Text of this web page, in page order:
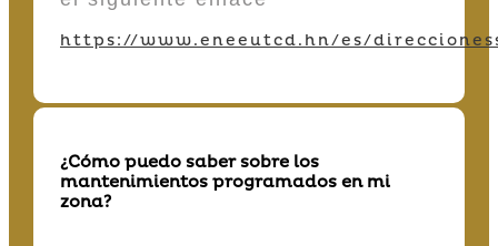
https://www.eneeutcd.hn/es/
¿Cómo puedo saber sobre los
mantenimientos programados en mi
zona?